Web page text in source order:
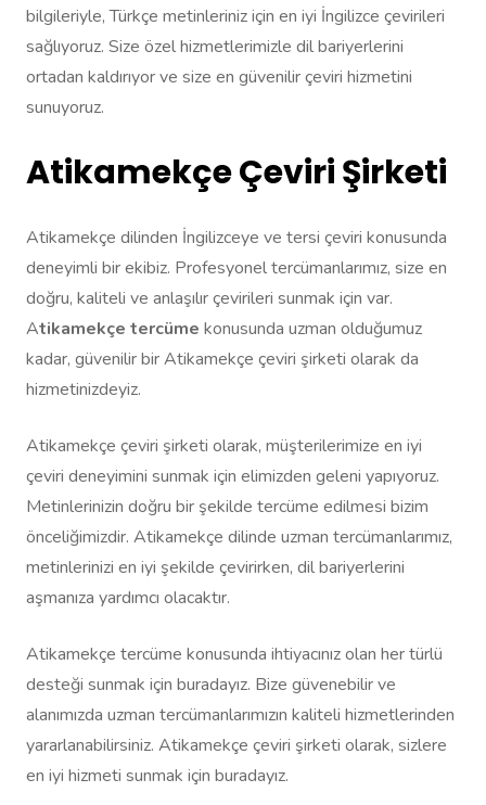
bilgileriyle, Türkçe metinleriniz için en iyi İngilizce çevirileri
sağlıyoruz. Size özel hizmetlerimizle dil bariyerlerini
ortadan kaldırıyor ve size en güvenilir çeviri hizmetini
sunuyoruz.
Atikamekçe Çeviri Şirketi
Atikamekçe dilinden İngilizceye ve tersi çeviri konusunda
deneyimli bir ekibiz. Profesyonel tercümanlarımız, size en
doğru, kaliteli ve anlaşılır çevirileri sunmak için var.
Atikamekçe tercüme konusunda uzman olduğumuz
kadar, güvenilir bir Atikamekçe çeviri şirketi olarak da
hizmetinizdeyiz.
Atikamekçe çeviri şirketi olarak, müşterilerimize en iyi
çeviri deneyimini sunmak için elimizden geleni yapıyoruz.
Metinlerinizin doğru bir şekilde tercüme edilmesi bizim
önceliğimizdir. Atikamekçe dilinde uzman tercümanlarımız,
metinlerinizi en iyi şekilde çevirirken, dil bariyerlerini
aşmanıza yardımcı olacaktır.
Atikamekçe tercüme konusunda ihtiyacınız olan her türlü
desteği sunmak için buradayız. Bize güvenebilir ve
alanımızda uzman tercümanlarımızın kaliteli hizmetlerinden
yararlanabilirsiniz. Atikamekçe çeviri şirketi olarak, sizlere
en iyi hizmeti sunmak için buradayız.